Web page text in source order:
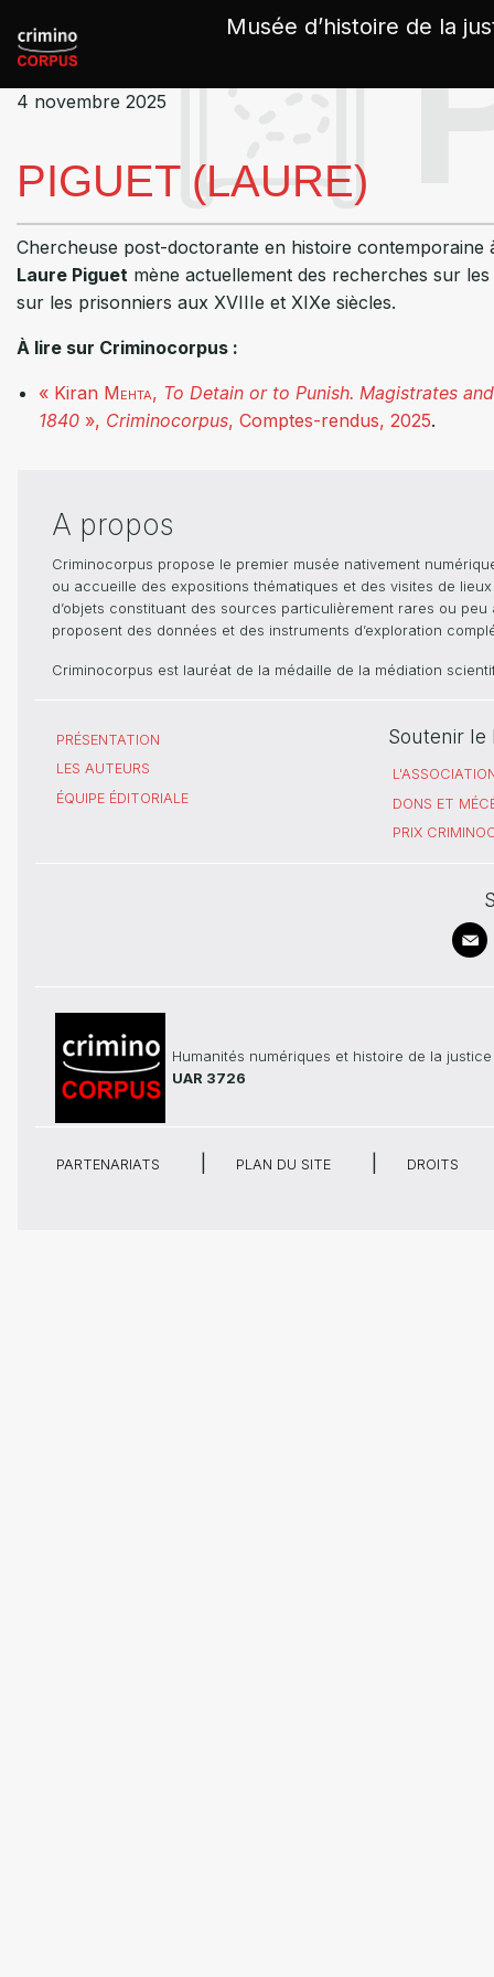
Musée d’histoire de la
4 novembre 2025
PIGUET (LAURE)
Chercheuse post-doctorante en histoire
Laure Piguet mène actuellement des recherches sur
sur les prisonniers aux XVIIIe et XIXe siècles.
À lire sur Criminocorpus :
« Kiran Mehta, To Detain or to Punish. Magistrates
1840 », Criminocorpus, Comptes-rendus, 2025.
A propos
Criminocorpus propose le premier musée nativement
ou accueille des expositions thématiques et des visites de
d’objets constituant des sources particulièrement rares ou
proposent des données et des instruments d’exploration
Criminocorpus est lauréat de la médaille de la médiation
PRÉSENTATION
LES AUTEURS
ÉQUIPE ÉDITORIALE
Soutenir le
DONS ET
PRIX
Humanités numériques et histoire de la justice
UAR 3726
PARTENARIATS PLAN DU SITE DROITS
Panneau de gestion des cookies